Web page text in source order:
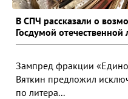
В СПЧ рассказали о
Госдумой отечественной
Зампред фракции
Вяткин предложил
по литера...